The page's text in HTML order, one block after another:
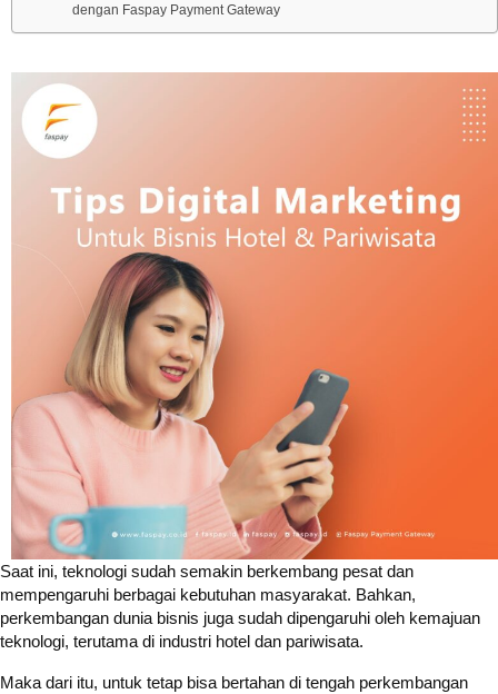
dengan Faspay Payment Gateway
Saat ini, teknologi sudah semakin berkembang pesat dan
mempengaruhi berbagai kebutuhan masyarakat. Bahkan,
perkembangan dunia bisnis juga sudah dipengaruhi oleh kemajuan
teknologi, terutama di industri hotel dan pariwisata.
Maka dari itu, untuk tetap bisa bertahan di tengah perkembangan